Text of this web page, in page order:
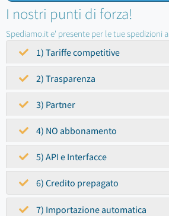
I nostri punti di forza!
Spediamo.it e' presente per le tue spedizioni
1) Tariffe competitive
2) Trasparenza
3) Partner
4) NO abbonamento
5) API e Interfacce
6) Credito prepagato
7) Importazione automatica